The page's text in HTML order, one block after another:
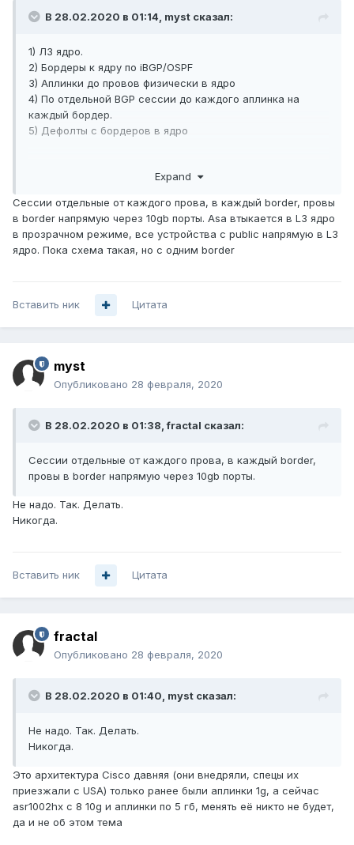
В 28.02.2020 в 01:14, myst сказал:
1) Л3 ядро.
2) Бордеры к ядру по iBGP/OSPF
3) Аплинки до провов физически в ядро
4) По отдельной BGP сессии до каждого аплинка на
каждый бордер.
5) Дефолты с бордеров в ядро
HSRP темболее. Схема наиболее простая и
Expand
Сессии отдельные от каждого прова, в каждый border, провы
в border напрямую через 10gb порты. Asa втыкается в L3 ядро
в прозрачном режиме, все устройства с public напрямую в L3
ядро. Пока схема такая, но с одним border
Вставить ник Цитата
myst
Опубликовано 28 февраля, 2020
В 28.02.2020 в 01:38,fractal сказал:
Сессии отдельные от каждого прова, в каждый border,
провы в border напрямую через 10gb порты.
Не надо. Так. Делать.
Никогда.
Вставить ник Цитата
fractal
Опубликовано 28 февраля, 2020
В 28.02.2020 в 01:40, myst сказал:
Не надо. Так. Делать.
Никогда.
Это архитектура Cisco давняя (они внедряли, спецы их
приезжали с USA) только ранее были аплинки 1g, а сейчас
asr1002hx с 8 10g и аплинки по 5 гб, менять её никто не будет,
да и не об этом тема